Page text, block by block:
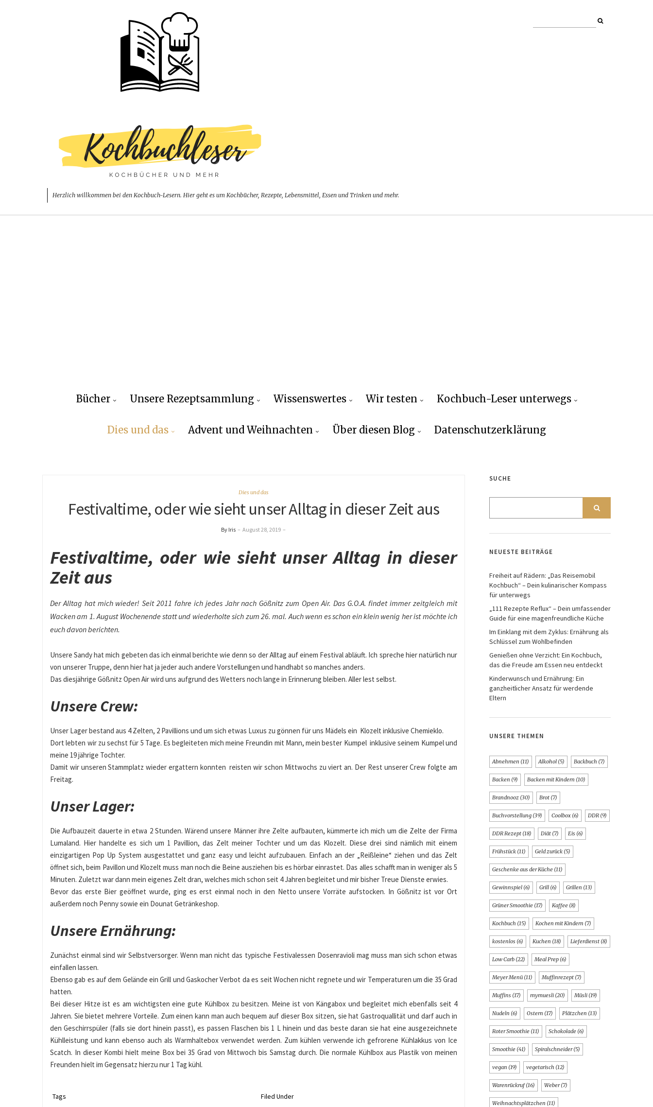
Herzlich willkommen bei den Kochbuch-Lesern. Hier geht es um Kochbücher, Rezepte, Lebensmittel, Essen und Trinken und mehr.
Bücher Unsere Rezeptsammlung Wissenswertes Wir testen Kochbuch-Leser unterwegs
Dies und das Advent und Weihnachten Über diesen Blog Datenschutzerklärung
Dies und das
Festivaltime, oder wie sieht unser Alltag in dieser Zeit aus
By Iris – August 28, 2019 –
Festivaltime, oder wie sieht unser Alltag in dieser
Zeit aus
Der Alltag hat mich wieder! Seit 2011 fahre ich jedes Jahr nach Gößnitz zum Open Air. Das G.O.A. findet immer zeitgleich mit
Wacken am 1. August Wochenende statt und wiederholte sich zum 26. mal. Auch wenn es schon ein klein wenig her ist möchte ich
euch davon berichten.
Unsere Sandy hat mich gebeten das ich einmal berichte wie denn so der Alltag auf einem Festival abläuft. Ich spreche hier natürlich nur
von unserer Truppe, denn hier hat ja jeder auch andere Vorstellungen und handhabt so manches anders.
Das diesjährige Gößnitz Open Air wird uns aufgrund des Wetters noch lange in Erinnerung bleiben. Aller lest selbst.
Unsere Crew:
Unser Lager bestand aus 4 Zelten, 2 Pavillions und um sich etwas Luxus zu gönnen für uns Mädels ein Klozelt inklusive Chemieklo.
Dort lebten wir zu sechst für 5 Tage. Es begleiteten mich meine Freundin mit Mann, mein bester Kumpel inklusive seinem Kumpel und
meine 19 jährige Tochter.
Damit wir unseren Stammplatz wieder ergattern konnten reisten wir schon Mittwochs zu viert an. Der Rest unserer Crew folgte am
Freitag.
Unser Lager:
Die Aufbauzeit dauerte in etwa 2 Stunden. Wärend unsere Männer ihre Zelte aufbauten, kümmerte ich mich um die Zelte der Firma
Lumaland. Hier handelte es sich um 1 Pavillion, das Zelt meiner Tochter und um das Klozelt. Diese drei sind nämlich mit einem
einzigartigen Pop Up System ausgestattet und ganz easy und leicht aufzubauen. Einfach an der „Reißleine“ ziehen und das Zelt
öffnet sich, beim Pavillon und Klozelt muss man noch die Beine ausziehen bis es hörbar einrastet. Das alles schafft man in weniger als 5
Minuten. Zuletzt war dann mein eigenes Zelt dran, welches mich schon seit 4 Jahren begleitet und mir bisher Treue Dienste erwies.
Bevor das erste Bier geöffnet wurde, ging es erst einmal noch in den Netto unsere Vorräte aufstocken. In Gößnitz ist vor Ort
außerdem noch Penny sowie ein Dounat Getränkeshop.
Unsere Ernährung:
Zunächst einmal sind wir Selbstversorger. Wenn man nicht das typische Festivalessen Dosenravioli mag muss man sich schon etwas
einfallen lassen.
Ebenso gab es auf dem Gelände ein Grill und Gaskocher Verbot da es seit Wochen nicht regnete und wir Temperaturen um die 35 Grad
hatten.
Bei dieser Hitze ist es am wichtigsten eine gute Kühlbox zu besitzen. Meine ist von Kängabox und begleitet mich ebenfalls seit 4
Jahren. Sie bietet mehrere Vorteile. Zum einen kann man auch bequem auf dieser Box sitzen, sie hat Gastroquallität und darf auch in
den Geschirrspüler (falls sie dort hinein passt), es passen Flaschen bis 1 L hinein und das beste daran sie hat eine ausgezeichnete
Kühlleistung und kann ebenso auch als Warmhaltebox verwendet werden. Zum kühlen verwende ich gefrorene Kühlakkus von Ice
Scatch. In dieser Kombi hielt meine Box bei 35 Grad von Mittwoch bis Samstag durch. Die normale Kühlbox aus Plastik von meinen
Freunden hielt im Gegensatz hierzu nur 1 Tag kühl.
Tags Filed Under
SUCHE
NEUESTE BEITRÄGE
Freiheit auf Rädern: „Das Reisemobil
Kochbuch“ – Dein kulinarischer Kompass
für unterwegs
„111 Rezepte Reflux“ – Dein umfassender
Guide für eine magenfreundliche Küche
Im Einklang mit dem Zyklus: Ernährung als
Schlüssel zum Wohlbefinden
Genießen ohne Verzicht: Ein Kochbuch,
das die Freude am Essen neu entdeckt
Kinderwunsch und Ernährung: Ein
ganzheitlicher Ansatz für werdende
Eltern
UNSERE THEMEN
Abnehmen (11) Alkohol (5) Backbuch (7)
Backen (9) Backen mit Kindern (10)
Brandnooz (30) Brot (7)
Buchvorstellung (39) Coolbox (6) DDR (9)
DDR Rezept (18) Diät (7) Eis (6)
Frühstück (11) Geld zurück (5)
Geschenke aus der Küche (11)
Gewinnspiel (6) Grill (6) Grillen (13)
Grüner Smoothie (17) Kaffee (8)
Kochbuch (15) Kochen mit Kindern (7)
kostenlos (6) Kuchen (18) Lieferdienst (8)
Low Carb (22) Meal Prep (6)
Meyer Menü (11) Muffinrezept (7)
Muffins (17) mymuesli (20) Müsli (19)
Nudeln (6) Ostern (17) Plätzchen (13)
Roter Smoothie (11) Schokolade (6)
Smoothie (41) Spiralschneider(5)
vegan (19) vegetarisch (12)
Warenrückruf(16) Weber(7)
Weihnachtsplätzchen (11)